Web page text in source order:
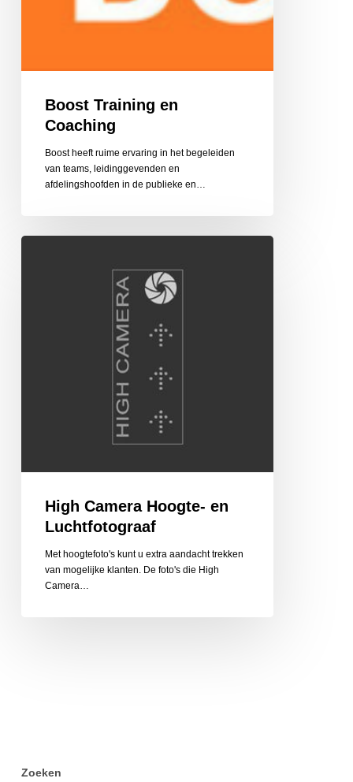
Boost Training en
Coaching
Boost heeft ruime ervaring in het begeleiden
van teams, leidinggevenden en
afdelingshoofden in de publieke en…
High Camera Hoogte- en
Luchtfotograaf
Met hoogtefoto's kunt u extra aandacht trekken
van mogelijke klanten. De foto's die High
Camera…
Zoeken